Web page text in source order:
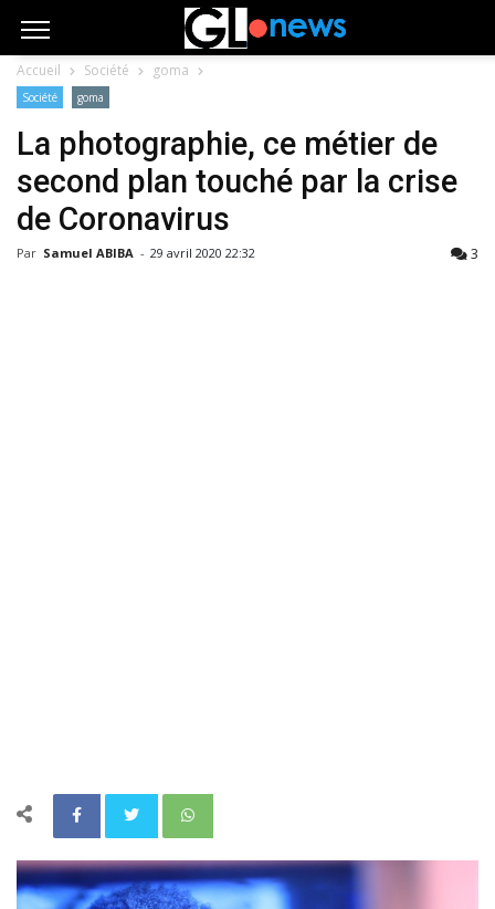
Accueil Société goma
Société goma
La photographie, ce métier de
second plan touché par la crise
de Coronavirus
Par Samuel ABIBA - 29 avril 2020 22:32 3